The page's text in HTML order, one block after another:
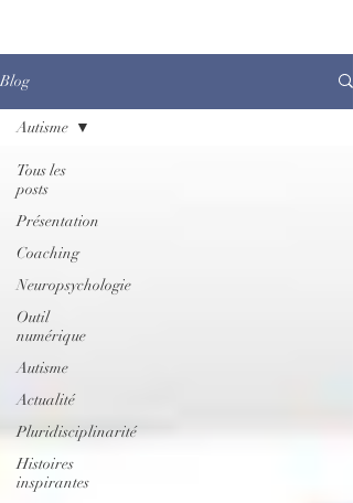
Blog
Tous les
posts
Présentation
Coaching
Neuropsychologie
Outil
numérique
Autisme
Actualité
Pluridisciplinarité
Histoires
inspirantes
Autisme